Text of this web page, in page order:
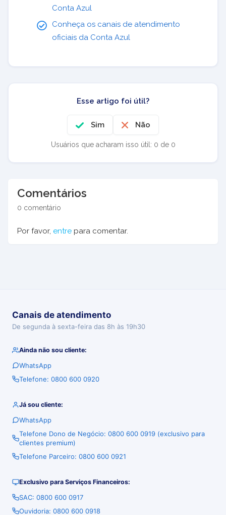
Conta Azul
Conheça os canais de atendimento
oficiais da Conta Azul
Esse artigo foi útil?
Sim Não
Usuários que acharam isso útil: 0 de 0
Comentários
0 comentário
Por favor, entre para comentar.
Canais de atendimento
De segunda à sexta-feira das 8h às 19h30
Ainda não sou cliente:
WhatsApp
Telefone: 0800 600 0920
Já sou cliente:
WhatsApp
Telefone Dono de Negócio: 0800 600 0919 (exclusivo para
clientes premium)
Telefone Parceiro: 0800 600 0921
Exclusivo para Serviços Financeiros:
SAC: 0800 600 0917
Ouvidoria: 0800 600 0918